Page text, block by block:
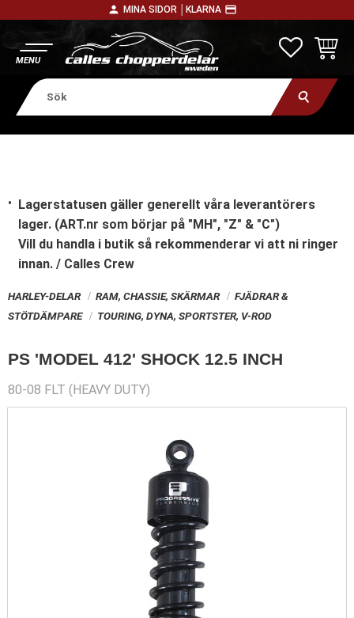
person MINA SIDOR │ KLARNA payment
Lagerstatusen gäller generellt våra leverantörers
lager. (ART.nr som börjar på "MH", "Z" & "C")
Vill du handla i butik så rekommenderar vi att ni ringer
innan. / Calles Crew
HARLEY-DELAR RAM, CHASSIE, SKÄRMAR
FJÄDRAR &
STÖTDÄMPARE
TOURING, DYNA, SPORTSTER, V-ROD
PS 'MODEL 412' SHOCK 12.5 INCH
80-08 FLT (HEAVY DUTY)